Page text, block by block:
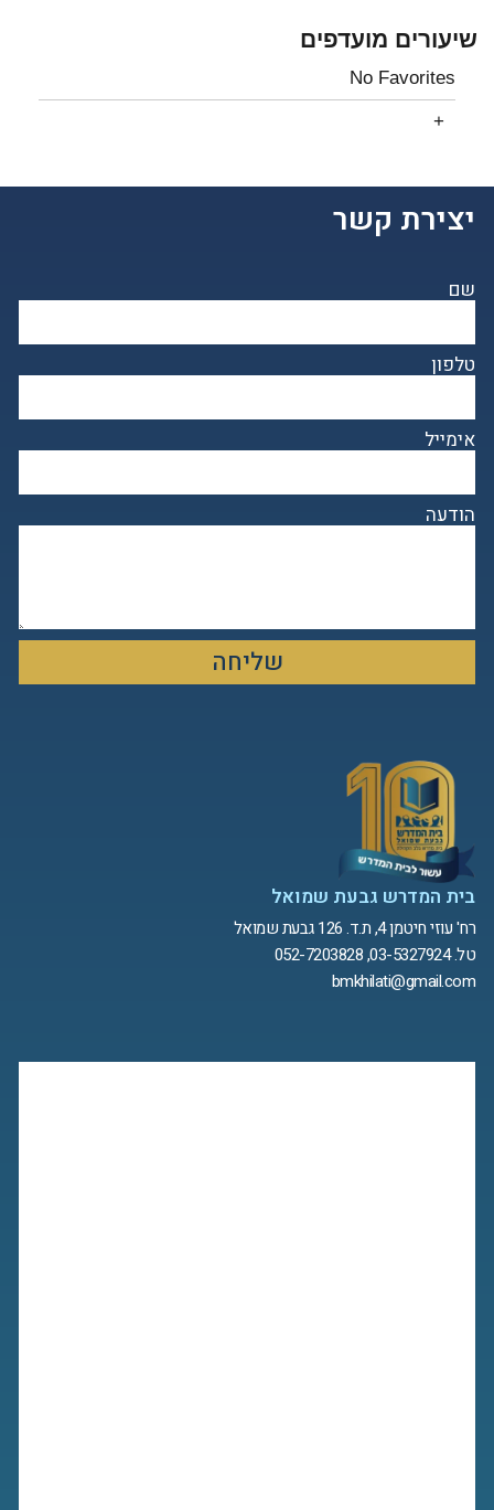
שיעורים מועדפים
No Favorites
יצירת קשר
שם
טלפון
אימייל
הודעה
שליחה
בית המדרש גבעת שמואל
רח' עוזי חיטמן 4, ת.ד. 126 גבעת שמואל
טל. 03-5327924, 052-7203828
bmkhilati@gmail.com